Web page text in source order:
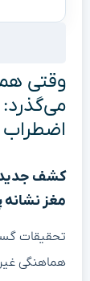
وقتی
می‌گذرد:
اضطراب
کشف جدید
مغز نشانه
تحقیقات
هماهنگی